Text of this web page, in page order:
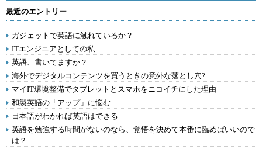
最近のエントリー
ガジェットで英語に触れているか？
ITエンジニアとしての私
英語、書いてますか？
海外でデジタルコンテンツを買うときの意外な落とし穴?
マイIT環境整備でタブレットとスマホをニコイチにした理由
和製英語の「アップ」に悩む
日本語がわかれば英語はできる
英語を勉強する時間がないのなら、覚悟を決めて本番に臨めばいいので
は？